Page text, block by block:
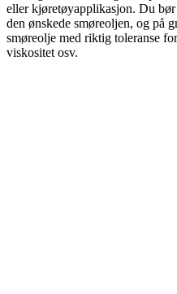
eller kjøretøyapplikasjon. Du
den ønskede smøreoljen, og på
smøreolje med riktig toleranse
viskositet osv.